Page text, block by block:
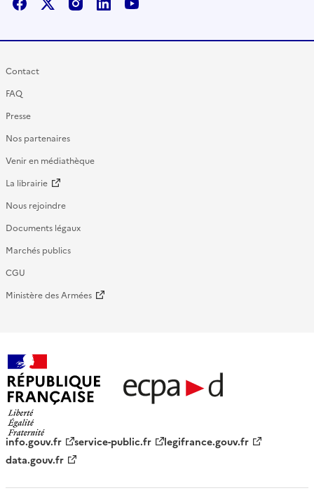
Contact
FAQ
Presse
Nos partenaires
Venir en médiathèque
La librairie
Nous rejoindre
Documents légaux
Marchés publics
CGU
Ministère des Armées
française - ECPAD
info.gouv.fr service-public.fr
legifrance.gouv.fr
data.gouv.fr